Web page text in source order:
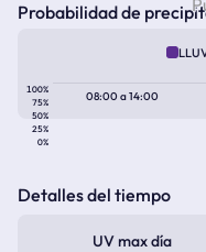
Probabilidad de
100%
75%
50%
25%
0%
08:00a14:00
Detalles del tiempo
UV max día